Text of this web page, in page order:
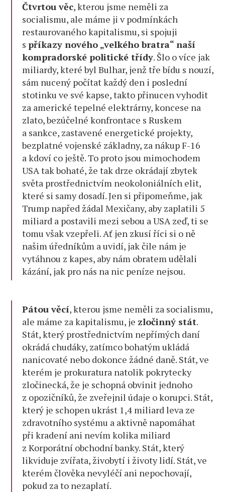
Čtvrtou věc, kterou jsme neměli za
socialismu, ale máme ji v podmínkách
restaurovaného kapitalismu, si spojuji
s příkazy nového „velkého bratra“ naší
kompradorské politické třídy. Šlo o více jak
miliardy, které byl Bulhar, jenž tře bídu s nouzí,
sám nucený počítat každý den i poslední
stotinku ve své kapse, takto přinucen vyhodit
za americké tepelné elektrárny, koncese na
zlato, bezúčelné konfrontace s Ruskem
a sankce, zastavené energetické projekty,
bezplatné vojenské základny, za nákup F-16
a kdoví co ještě. To proto jsou mimochodem
USA tak bohaté, že tak drze okrádají zbytek
světa prostřednictvím neokoloniálních elit,
které si samy dosadí. Jen si připomeňme, jak
Trump napřed žádal Mexičany, aby zaplatili 5
miliard a postavili mezi sebou a USA zeď, ti se
tomu však vzepřeli. Ať jen zkusí říci si o ně
našim úředníkům a uvidí, jak čile nám je
vytáhnou z kapes, aby nám obratem udělali
kázání, jak pro nás na nic peníze nejsou.
Pátou věcí, kterou jsme neměli za socialismu,
ale máme za kapitalismu, je zločinný stát.
Stát, který prostřednictvím nepřímých daní
okrádá chudáky, zatímco bohatým ukládá
nanicovaté nebo dokonce žádné daně. Stát, ve
kterém je prokuratura natolik pokrytecky
zločinecká, že je schopná obvinit jednoho
z opozičníků, že zveřejnil údaje o korupci. Stát,
který je schopen ukrást 1,4 miliard leva ze
zdravotního systému a aktivně napomáhat
při kradení ani nevím kolika miliard
z Korporátní obchodní banky. Stát, který
likviduje zvířata, živobytí i životy lidí. Stát, ve
kterém člověka nevyléčí ani nepochovají,
pokud za to nezaplatí.